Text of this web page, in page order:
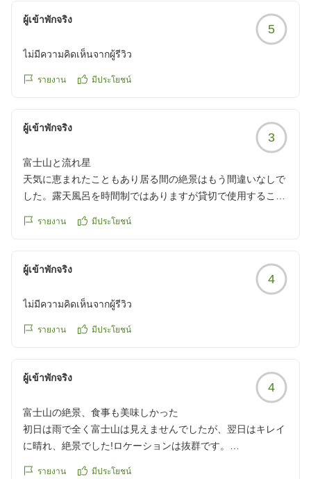
https://review.travel.rakuten.co.jp/hotel/voice/176984?
ผู้เข้าพักจริง
5
ไม่มีความคิดเห็นจากผู้รีวิว
รายงาน มีประโยชน์
ผู้เข้าพักจริง
3
富士山と流れ星
天気に恵まれたこともあり居る間の絶景はもう間違いなしで
した。露天風呂を時間制ではありますが貸切で使用すること
満足!素泊まりだったのでBBQしました。景色を見ながらの
と揺られてました笑 お風呂やベットそれぞれお部屋が左右に
あるので移動はちょこちょこします。思ったより食器類があ
りません。なので自分で持参するかお金はかかりますが借り
る必要があります。売店もあり、焚き火もあり
充実した休日になりました。景色目当てで泊まるには全然い
https://review.travel.rakuten.co.jp/hotel/voice/176984?
รายงาน มีประโยชน์
ผู้เข้าพักจริง
4
ไม่มีความคิดเห็นจากผู้รีวิว
รายงาน มีประโยชน์
ผู้เข้าพักจริง
4
富士山の絶景、食事も美味しかった
初日は雨で全く富士山は見えませんでしたが、翌日はキレイ
に晴れ、絶景でした!ロケーションは抜群です。
รายงาน มีประโยชน์